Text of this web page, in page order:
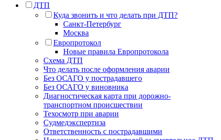
ДТП
Куда звонить и что делать при ДТП?
Санкт-Петербург
Москва
Европротокол
Новые правила Европротокола
Схема ДТП
Что делать после оформления аварии
Без ОСАГО у пострадавшего
Без ОСАГО у виновника
Диагностическая карта при дорожно-
транспортном происшествии
Техосмотр при аварии
Судмедэкспертиза
Ответственность с пострадавшими